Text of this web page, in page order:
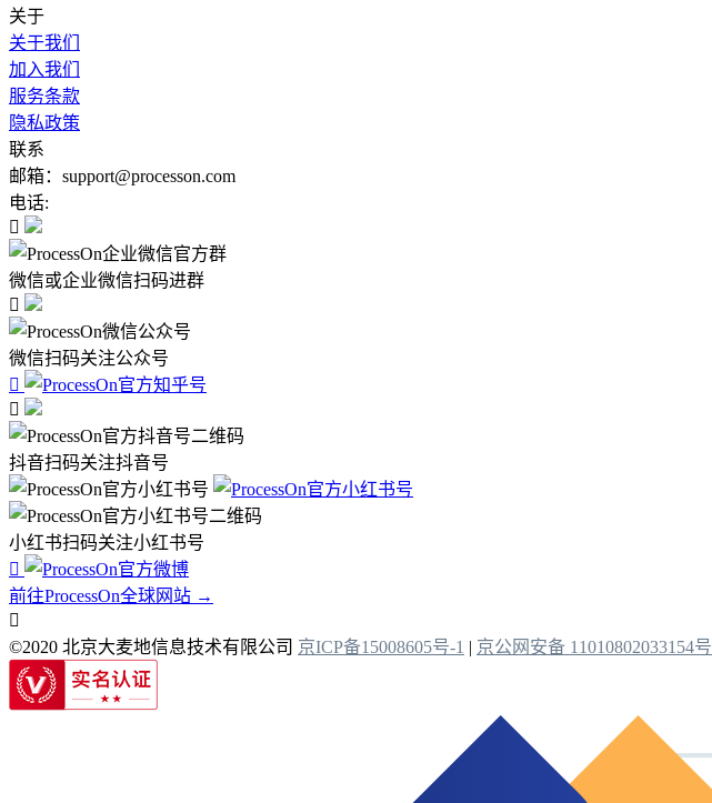
关于
关于我们
加入我们
服务条款
隐私政策
联系
邮箱：support@processon.com
电话:

微信或企业微信扫码进群

微信扫码关注公众号


抖音扫码关注抖音号
小红书扫码关注小红书号

前往ProcessOn全球网站 →

©2020 北京大麦地信息技术有限公司 京ICP备15008605号-1 | 京公网安备 11010802033154号